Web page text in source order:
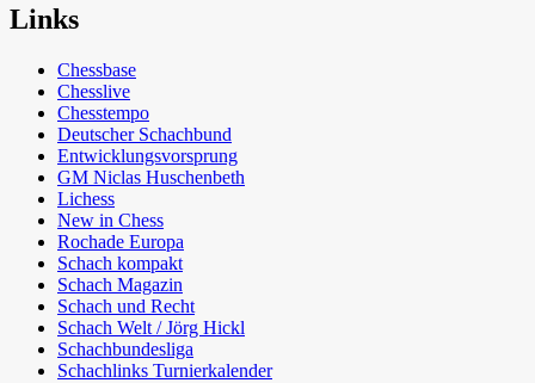
Links
Chessbase
Chesslive
Chesstempo
Deutscher Schachbund
Entwicklungsvorsprung
GM Niclas Huschenbeth
Lichess
New in Chess
Rochade Europa
Schach kompakt
Schach Magazin
Schach und Recht
Schach Welt / Jörg Hickl
Schachbundesliga
Schachlinks Turnierkalender